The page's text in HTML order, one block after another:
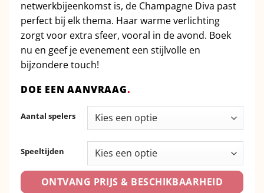
netwerkbijeenkomst is, de Champagne Diva past
perfect bij elk thema. Haar warme verlichting
zorgt voor extra sfeer, vooral in de avond. Boek
nu en geef je evenement een stijlvolle en
bijzondere touch!
DOE EEN AANVRAAG.
Aantal spelers
Speeltijden
ONTVANG PRIJS & BESCHIKBAARHEID